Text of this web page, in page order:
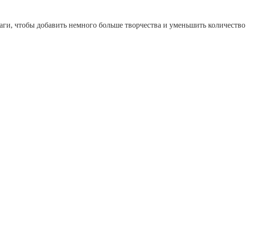
чтобы добавить немного больше творчества и уменьшить количество